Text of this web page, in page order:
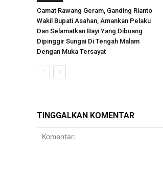
Camat Rawang Geram, Ganding Rianto
Wakil Bupati Asahan, Amankan Pelaku
Dan Selamatkan Bayi Yang Dibuang
Dipinggir Sungai Di Tengah Malam
Dengan Muka Tersayat
TINGGALKAN KOMENTAR